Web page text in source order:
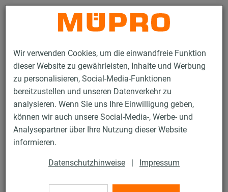
Wir verwenden Cookies, um die einwandfreie Funktion
dieser Website zu gewährleisten, Inhalte und Werbung
zu personalisieren, Social-Media-Funktionen
bereitzustellen und unseren Datenverkehr zu
analysieren. Wenn Sie uns Ihre Einwilligung geben,
können wir auch unsere Social-Media-, Werbe- und
Analysepartner über Ihre Nutzung dieser Website
informieren.
Datenschutzhinweise | Impressum
Kontakt
Produkte Befestigungstechnik Montageteile Lochband
40 / 76